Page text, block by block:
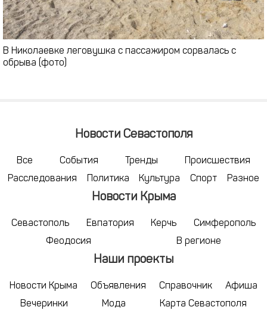
В Николаевке леговушка с пассажиром сорвалась с
обрыва (фото)
Новости Севастополя
Все События Тренды
Происшествия
Расследования
Политика Культура Спорт Разное
Новости Крыма
Севастополь Евпатория Керчь
Симферополь
Феодосия
В регионе
Наши проекты
Новости Крыма Объявления Справочник
Афиша
Вечеринки
Мода Карта Севастополя